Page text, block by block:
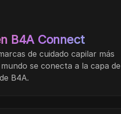
B4A Connect
de cuidado capilar más
se conecta a la capa de
B4A.